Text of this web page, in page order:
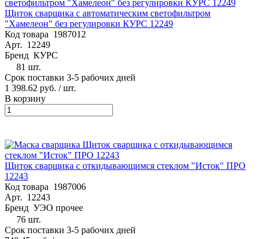
Щиток сварщика с автоматическим светофильтром
"Хамелеон" без регулировки КУРС 12249
Код товара 1987012
Арт. 12249
Бренд КУРС
81 шт.
Срок поставки 3-5 рабочих дней
1 398.62 руб. / шт.
В корзину
Щиток сварщика с откидывающимся стеклом "Исток" ПРО
12243
Код товара 1987006
Арт. 12243
Бренд УЭО прочее
76 шт.
Срок поставки 3-5 рабочих дней